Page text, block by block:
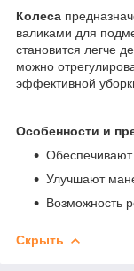
Колеса
валиками для
становится легче
можно
эффективной
Особенности и
Обеспечивают
Улучшают
Возможность
Скрыть